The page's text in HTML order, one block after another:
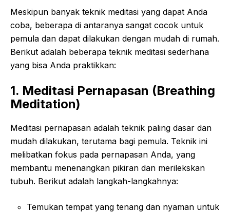
Meskipun banyak teknik meditasi yang dapat Anda
coba, beberapa di antaranya sangat cocok untuk
pemula dan dapat dilakukan dengan mudah di rumah.
Berikut adalah beberapa teknik meditasi sederhana
yang bisa Anda praktikkan:
1. Meditasi Pernapasan (Breathing
Meditation)
Meditasi pernapasan adalah teknik paling dasar dan
mudah dilakukan, terutama bagi pemula. Teknik ini
melibatkan fokus pada pernapasan Anda, yang
membantu menenangkan pikiran dan merilekskan
tubuh. Berikut adalah langkah-langkahnya:
Temukan tempat yang tenang dan nyaman untuk